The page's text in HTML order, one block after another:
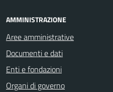
AMMINISTRAZIONE
Aree amministrative
Documenti e dati
Enti e fondazioni
Organi di governo